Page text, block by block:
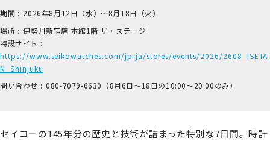
期間 : 2026年8月12日（水）～8月18日（火）
場所 : 伊​勢丹新宿店 本​館1階 ザ​・ステージ
特設サイト :
https://www.seikowatches.com/jp-ja/stores/events/2026/2608_ISETA
N_Shinjuku
問い合わせ : 0​80-7​079-6​630（8月6日～18日の1​0:00～2​0:00のみ）
セイコーの145年分の歴史と技術が詰まった特別な7日間。時計